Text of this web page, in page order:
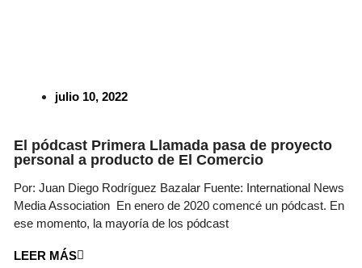
julio 10, 2022
El pódcast Primera Llamada pasa de proyecto
personal a producto de El Comercio
Por: Juan Diego Rodríguez Bazalar Fuente: International News
Media Association En enero de 2020 comencé un pódcast. En
ese momento, la mayoría de los pódcast
LEER MÁS